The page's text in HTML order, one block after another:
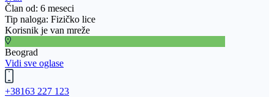
Član od: 6 meseci
Tip naloga: Fizičko lice
Korisnik je van mreže
Beograd
Vidi sve oglase
+38163 227 123